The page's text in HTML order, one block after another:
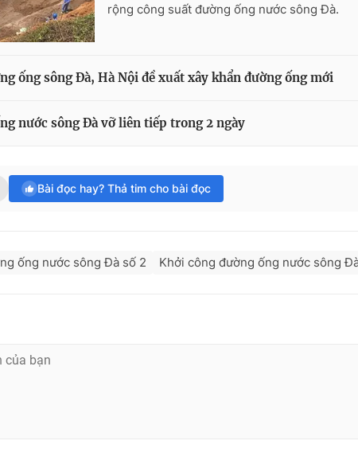
rộng công suất đường ống nước sông Đà.
ống sông Đà, Hà Nội đề xuất xây khẩn đường ống mới
nước sông Đà vỡ liên tiếp trong 2 ngày
Bài đọc hay? Thả tim cho bài đọc
ống nước sông Đà số 2 Khởi công đường ống nước sông